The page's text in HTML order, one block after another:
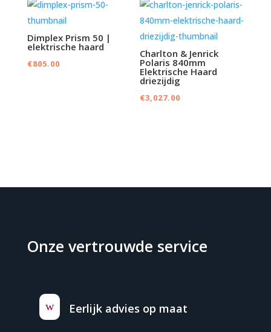
Dimplex Prism 50 |
elektrische haard
€805.00
Charlton & Jenrick
Polaris 840mm
Elektrische Haard
driezijdig
€3,027.00
Onze vertrouwde service
w Eerlijk advies op maat